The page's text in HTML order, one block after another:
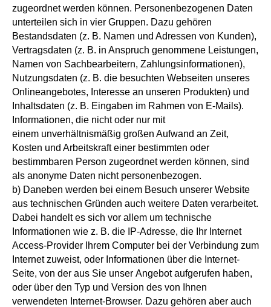
zugeordnet werden können. Personenbezogenen Daten
unterteilen sich in vier Gruppen. Dazu gehören
Bestandsdaten (z. B. Namen und Adressen von Kunden),
Vertragsdaten (z. B. in Anspruch genommene Leistungen,
Namen von Sachbearbeitern, Zahlungsinformationen),
Nutzungsdaten (z. B. die besuchten Webseiten unseres
Onlineangebotes, Interesse an unseren Produkten) und
Inhaltsdaten (z. B. Eingaben im Rahmen von E-Mails).
Informationen, die nicht oder nur mit
einem unverhältnismäßig großen Aufwand an Zeit,
Kosten und Arbeitskraft einer bestimmten oder
bestimmbaren Person zugeordnet werden können, sind
als anonyme Daten nicht personenbezogen.
b) Daneben werden bei einem Besuch unserer Website
aus technischen Gründen auch weitere Daten verarbeitet.
Dabei handelt es sich vor allem um technische
Informationen wie z. B. die IP-Adresse, die Ihr Internet
Access-Provider Ihrem Computer bei der Verbindung zum
Internet zuweist, oder Informationen über die Internet-
Seite, von der aus Sie unser Angebot aufgerufen haben,
oder über den Typ und Version des von Ihnen
verwendeten Internet-Browser. Dazu gehören aber auch